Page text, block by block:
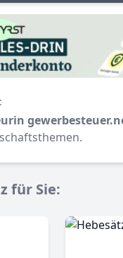
für Sie: